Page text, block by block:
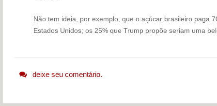
Não tem ideia, por exemplo, que o açúcar brasileiro paga
Estados Unidos; os 25% que Trump propõe seriam uma
deixe seu comentário.